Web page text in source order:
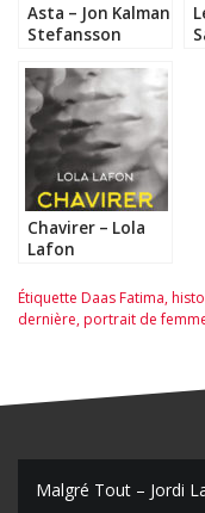
Asta – Jon Kalman
Stefansson
Chavirer – Lola
Lafon
Étiquette Daas Fatima,
dernière,portrait de
N
Malgré Tout – Jordi